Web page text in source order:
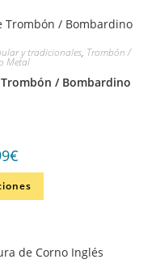
y tradicionales, Trombón /
Metal
/ Bombardino
€